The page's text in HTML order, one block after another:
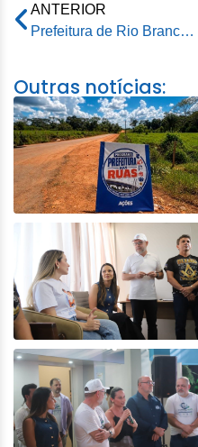
ANTERIOR
Prefeitura de Rio Branco inaugura ponte sobre o Igarapé Redenção
Outras notícias: